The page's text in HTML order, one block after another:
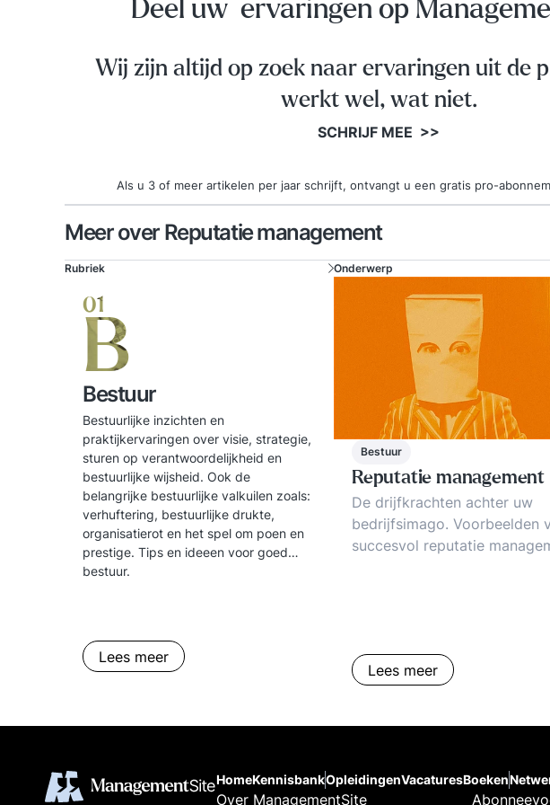
Deel uw ervaringen op
Wij zijn altijd op zoek naar ervaringen uit de
werkt wel, wat niet.
SCHRIJF MEE >>
Als u 3 of meer artikelen per jaar schrijft, ontvangt u een gratis pro-
Meer over Reputatie management
Rubriek
01
B
Bestuur
Bestuurlijke inzichten en
praktijkervaringen over visie, strategie,
sturen op verantwoordelijkheid en
bestuurlijke wijsheid. Ook de
belangrijke bestuurlijke valkuilen zoals:
verhuftering, bestuurlijke drukte,
organisatierot en het spel om poen en
prestige. Tips en ideeen voor goed
bestuur.
Lees meer
Onderwerp
Bestuur
Reputatie management
De drijfkrachten achter uw
bedrijfsimago. Voorbeelden
succesvol reputatie
Lees meer
HomeKennisbankOpleidingenVacaturesBoeken
Over ManagementSite